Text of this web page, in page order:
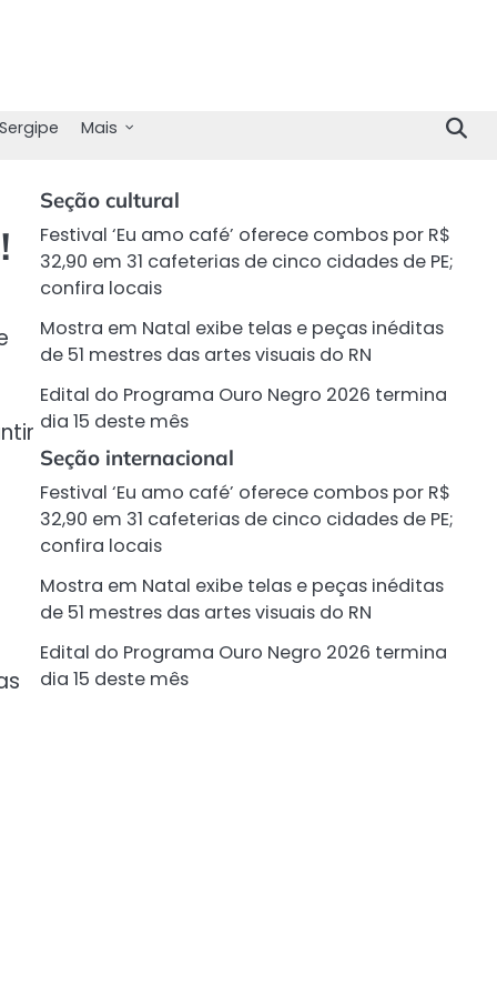
Sergipe Mais
Seção cultural
Festival ‘Eu amo café’ oferece combos por R$
32,90 em 31 cafeterias de cinco cidades de PE;
confira locais
Mostra em Natal exibe telas e peças inéditas
de 51 mestres das artes visuais do RN
Edital do Programa Ouro Negro 2026 termina
dia 15 deste mês
Seção internacional
Festival ‘Eu amo café’ oferece combos por R$
32,90 em 31 cafeterias de cinco cidades de PE;
confira locais
Mostra em Natal exibe telas e peças inéditas
de 51 mestres das artes visuais do RN
Edital do Programa Ouro Negro 2026 termina
dia 15 deste mês